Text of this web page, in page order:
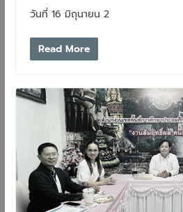
วันที่ 16 มิถุนายน 2
Read More